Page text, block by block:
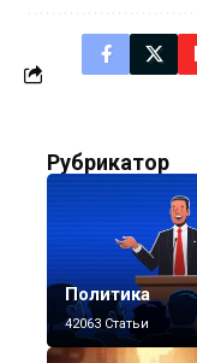
Рубрикатор
Политика
42063 Статьи